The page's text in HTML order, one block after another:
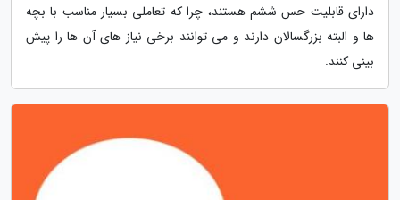
دارای قابلیت حس ششم هستند، چرا که تعاملی بسیار مناسب با بچه
ها و البته بزرگسالان دارند و می توانند برخی نیاز های آن ها را پیش
بینی کنند.